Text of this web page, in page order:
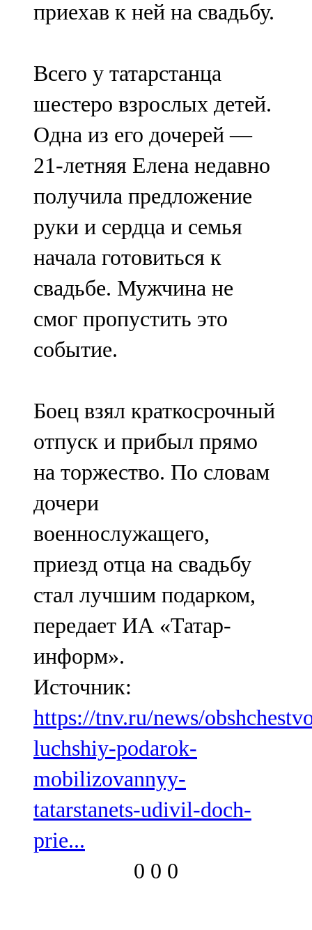
приехав к ней на свадьбу.
Всего у татарстанца
шестеро взрослых детей.
Одна из его дочерей —
21-летняя Елена недавно
получила предложение
руки и сердца и семья
начала готовиться к
свадьбе. Мужчина не
смог пропустить это
событие.
Боец взял краткосрочный
отпуск и прибыл прямо
на торжество. По словам
дочери
военнослужащего,
приезд отца на свадьбу
стал лучшим подарком,
передает ИА «Татар-
информ».
Источник:
https://tnv.ru/news/
luchshiy-podarok-
mobilizovannyy-
tatarstanets-udivil-doch-
prie...
0 0 0